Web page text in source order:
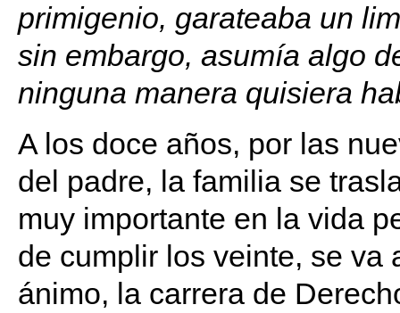
primigenio, garateaba un
sin embargo, asumía algo
ninguna manera quisiera
A los doce años, por las
del padre, la familia se
muy importante en la vida
de cumplir los veinte, se va
ánimo, la carrera de